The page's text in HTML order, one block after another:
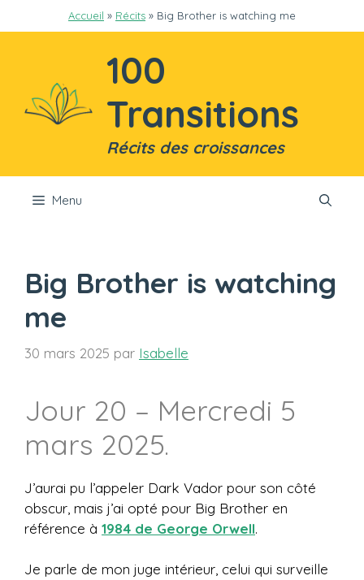
au
Accueil » Récits » Big Brother is watching me
100
Transitions
Récits des croissances
Menu
Big Brother is watching
me
30 mars 2025 par Isabelle
Jour 20 – Mercredi 5
mars 2025.
J’aurai pu l’appeler Dark Vador pour son côté
obscur, mais j’ai opté pour Big Brother en
référence à 1984 de George Orwell.
Je parle de mon juge intérieur, celui qui surveille